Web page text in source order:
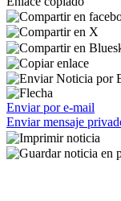
Enviar por e-mail
Enviar mensaje